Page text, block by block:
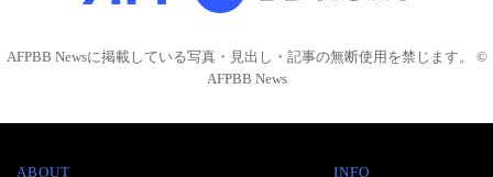
AFPBB Newsに掲載している写真・見出し・記事の無断使用を禁じます。 ©
AFPBB News
ABOUT INFO